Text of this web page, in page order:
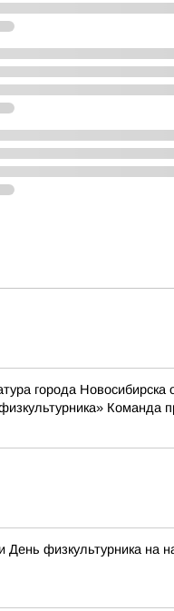
города Новосибирска
Команда
физкультурника на